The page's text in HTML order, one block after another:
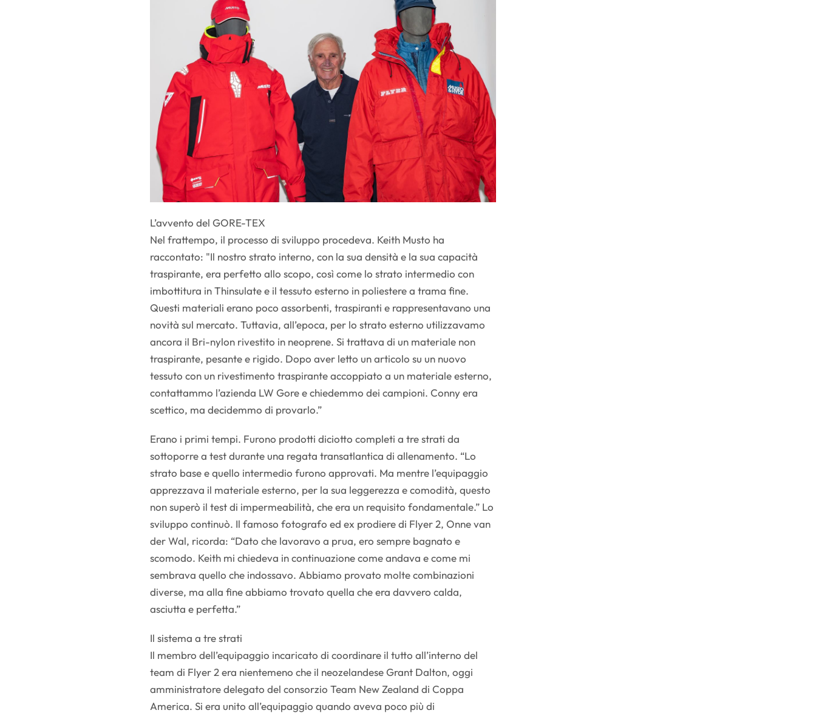
L’avvento del GORE-TEX
Nel frattempo, il processo di sviluppo procedeva. Keith Musto ha
raccontato: "Il nostro strato interno, con la sua densità e la sua capacità
traspirante, era perfetto allo scopo, così come lo strato intermedio con
imbottitura in Thinsulate e il tessuto esterno in poliestere a trama fine.
Questi materiali erano poco assorbenti, traspiranti e rappresentavano una
novità sul mercato. Tuttavia, all’epoca, per lo strato esterno utilizzavamo
ancora il Bri-nylon rivestito in neoprene. Si trattava di un materiale non
traspirante, pesante e rigido. Dopo aver letto un articolo su un nuovo
tessuto con un rivestimento traspirante accoppiato a un materiale esterno,
contattammo l’azienda LW Gore e chiedemmo dei campioni. Conny era
scettico, ma decidemmo di provarlo.”
Erano i primi tempi. Furono prodotti diciotto completi a tre strati da
sottoporre a test durante una regata transatlantica di allenamento. “Lo
strato base e quello intermedio furono approvati. Ma mentre l’equipaggio
apprezzava il materiale esterno, per la sua leggerezza e comodità, questo
non superò il test di impermeabilità, che era un requisito fondamentale.” Lo
sviluppo continuò. Il famoso fotografo ed ex prodiere di Flyer 2, Onne van
der Wal, ricorda: “Dato che lavoravo a prua, ero sempre bagnato e
scomodo. Keith mi chiedeva in continuazione come andava e come mi
sembrava quello che indossavo. Abbiamo provato molte combinazioni
diverse, ma alla fine abbiamo trovato quella che era davvero calda,
asciutta e perfetta.”
Il sistema a tre strati
Il membro dell’equipaggio incaricato di coordinare il tutto all’interno del
team di Flyer 2 era nientemeno che il neozelandese Grant Dalton, oggi
amministratore delegato del consorzio Team New Zealand di Coppa
America. Si era unito all’equipaggio quando aveva poco più di